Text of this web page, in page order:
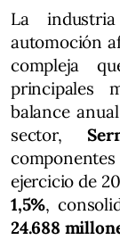
La
automoción
compleja
principales
balance
sector,
ejercicio de
1,5%,
24.688